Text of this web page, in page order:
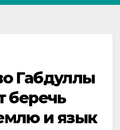
Габдуллы
беречь
и язык